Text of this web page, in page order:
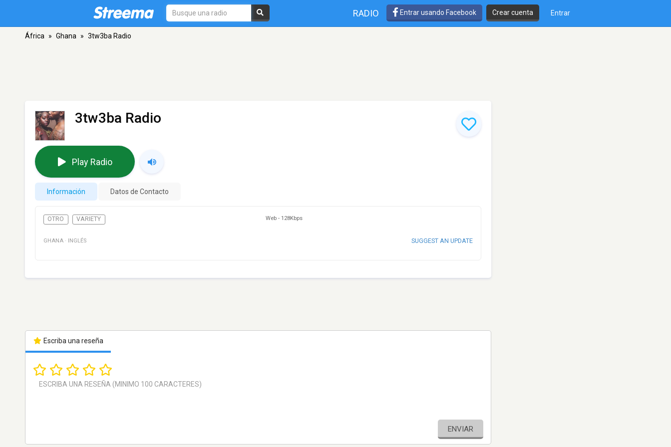
RADIO Entrar usando Facebook Crear cuenta Entrar
África » Ghana » 3tw3ba Radio
3tw3ba Radio
Play Radio
Información Datos de Contacto
OTRO VARIETY Web - 128Kbps
GHANA · INGLÉS SUGGEST AN UPDATE
Escriba una reseña
ENVIAR